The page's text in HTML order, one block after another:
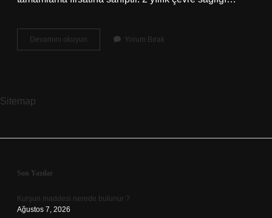
Devamını okuyun
Sağlığı
Yorum Bırak
Sitemap
Sidebar
Son Yazılar
Kurşun maddesi nerede bulunur ?
Ağustos 7, 2026